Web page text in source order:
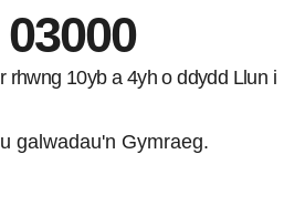
rhwng 10yb a 4yh o ddydd Llun i
galwadau'n Gymraeg.